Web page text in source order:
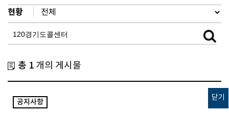
닫기
현황
총 1 개의 게시물
공지사항